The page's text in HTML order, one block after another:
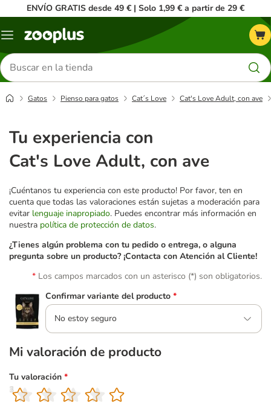
ENVÍO GRATIS desde 49 € | Solo 1,99 € a partir de 29 €
Menú
Buscar
productos
Gatos Pienso para gatos Cat´s Love Cat's Love Adult, con ave
Tu experiencia con
Cat's Love Adult, con ave
¡Cuéntanos tu experiencia con este producto! Por favor, ten en
cuenta que todas las valoraciones están sujetas a moderación para
evitar lenguaje inapropiado. Puedes encontrar más información en
nuestra política de protección de datos.
¿Tienes algún problema con tu pedido o entrega, o alguna
pregunta sobre un producto? ¡Contacta con Atención al Cliente!
Los campos marcados con un asterisco (*) son obligatorios.
Confirmar variante del producto *
No estoy seguro
Mi valoración de producto
Tu valoración *
1
2
3
4
5